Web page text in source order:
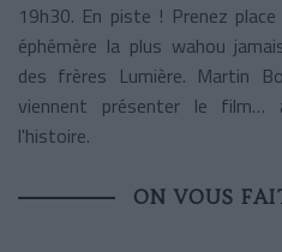
19h30. En piste ! Prenez
éphémère la plus wahou
des frères Lumière. Martin
viennent présenter le film…
l'histoire.
ON VOUS